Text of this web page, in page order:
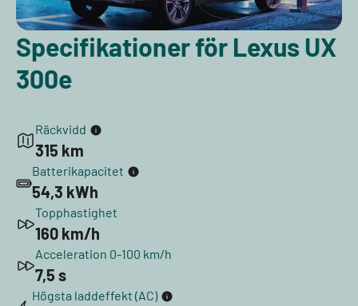
Specifikationer för Lexus UX
300e
Räckvidd
315 km
Batterikapacitet
54,3 kWh
Topphastighet
160 km/h
Acceleration 0-100 km/h
7,5 s
Högsta laddeffekt (AC)